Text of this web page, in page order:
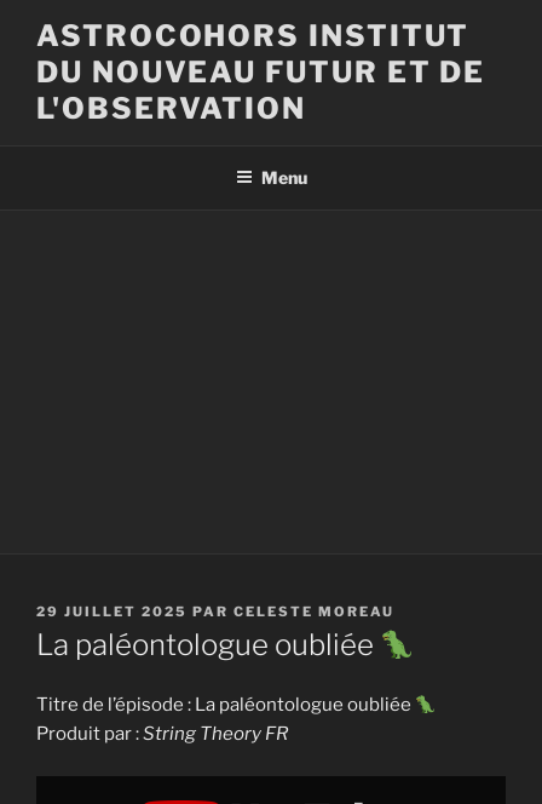
contenu
principal
ASTROCOHORS INSTITUT
DU NOUVEAU FUTUR ET DE
L'OBSERVATION
Menu
PUBLIÉ
LE
29 JUILLET 2025 PAR CELESTE MOREAU
La paléontologue oubliée
Titre de l’épisode : La paléontologue oubliée
Produit par :String Theory FR
Display